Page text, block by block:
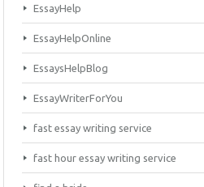
EssayHelp
EssayHelpOnline
EssaysHelpBlog
EssayWriterForYou
fast essay writing service
fast hour essay writing service